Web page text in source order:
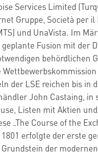
Services Limited
Gruppe, Società per il
und UnaVista. Im
Fusion mit der
behördlichen
der LSE reichen bis in
John Castaing, in
Listen mit Aktien
„The Course of the
erfolgte der erste
der